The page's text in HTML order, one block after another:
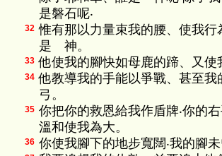
是磐石呢‧
32 惟有那以力量束我的腰、使我行
是 神。
33 他使我的腳快如母鹿的蹄、又使
34 他教導我的手能以爭戰、甚至我
弓。
35 你把你的救恩給我作盾牌‧你的
溫和使我為大。
36 你使我腳下的地步寬闊‧我的腳未